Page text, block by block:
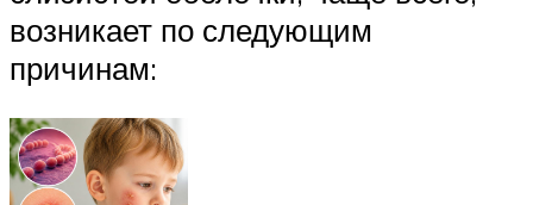
возникает по следующим
причинам: